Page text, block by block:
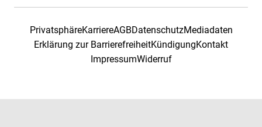
PrivatsphäreKarriereAGBDatenschutzMediadaten
Erklärung zur BarrierefreiheitKündigungKontakt
ImpressumWiderruf